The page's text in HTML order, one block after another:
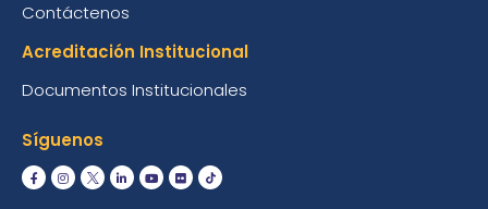
Contáctenos
Acreditación Institucional
Documentos Institucionales
Síguenos